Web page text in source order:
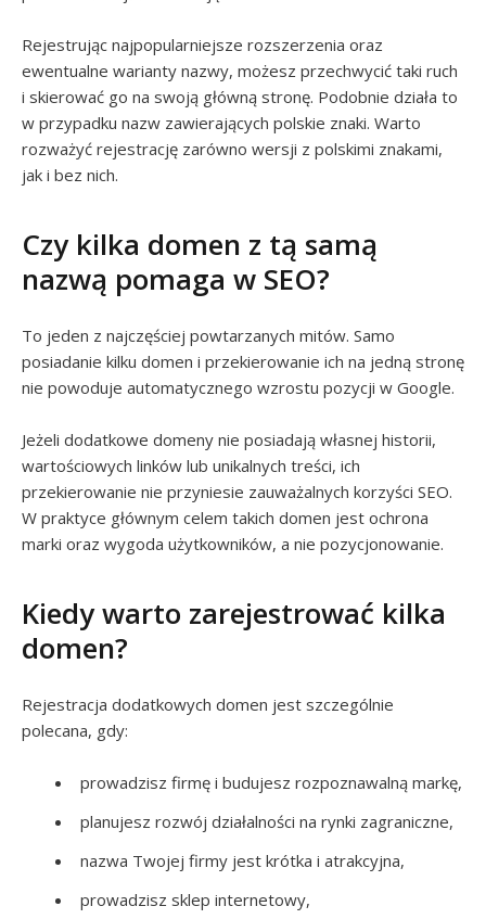
Rejestrując najpopularniejsze rozszerzenia oraz
ewentualne warianty nazwy, możesz przechwycić taki ruch
i skierować go na swoją główną stronę. Podobnie działa to
w przypadku nazw zawierających polskie znaki. Warto
rozważyć rejestrację zarówno wersji z polskimi znakami,
jak i bez nich.
Czy kilka domen z tą samą
nazwą pomaga w SEO?
To jeden z najczęściej powtarzanych mitów. Samo
posiadanie kilku domen i przekierowanie ich na jedną stronę
nie powoduje automatycznego wzrostu pozycji w Google.
Jeżeli dodatkowe domeny nie posiadają własnej historii,
wartościowych linków lub unikalnych treści, ich
przekierowanie nie przyniesie zauważalnych korzyści SEO.
W praktyce głównym celem takich domen jest ochrona
marki oraz wygoda użytkowników, a nie pozycjonowanie.
Kiedy warto zarejestrować kilka
domen?
Rejestracja dodatkowych domen jest szczególnie
polecana, gdy:
prowadzisz firmę i budujesz rozpoznawalną markę,
planujesz rozwój działalności na rynki zagraniczne,
nazwa Twojej firmy jest krótka i atrakcyjna,
prowadzisz sklep internetowy,